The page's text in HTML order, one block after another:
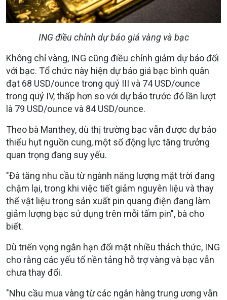
ING điều chỉnh dự báo giá vàng và bạc
Không chỉ vàng, ING cũng điều chỉnh giảm dự báo đối
với bạc. Tổ chức này hiện dự báo giá bạc bình quân
đạt 68 USD/ounce trong quý III và 74 USD/ounce
trong quý IV, thấp hơn so với dự báo trước đó lần lượt
là 79 USD/ounce và 84 USD/ounce.
Theo bà Manthey, dù thị trường bạc vẫn được dự báo
thiếu hụt nguồn cung, một số động lực tăng trưởng
quan trọng đang suy yếu.
"Đà tăng nhu cầu từ ngành năng lượng mặt trời đang
chậm lại, trong khi việc tiết giảm nguyên liệu và thay
thế vật liệu trong sản xuất pin quang điện đang làm
giảm lượng bạc sử dụng trên mỗi tấm pin", bà cho
biết.
Dù triển vọng ngắn hạn đối mặt nhiều thách thức, ING
cho rằng các yếu tố nền tảng hỗ trợ vàng và bạc vẫn
chưa thay đổi.
"Nhu cầu mua vàng từ các ngân hàng trung ương vẫn